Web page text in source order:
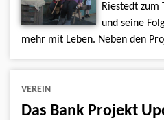
Riestedt zum
und seine
mehr mit Leben. Neben den
VEREIN
Das Bank Projekt